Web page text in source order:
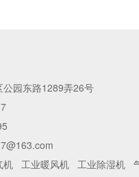
园东路1289弄26号
机 工业暖风机 工业除湿机